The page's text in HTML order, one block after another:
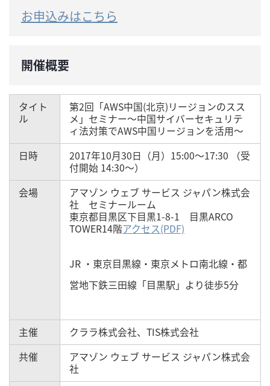
お申込みはこちら
開催概要
タイト
ル
第2回「AWS中国(北京)リージョンのスス
メ」セミナー～中国サイバーセキュリテ
ィ法対策でAWS中国リージョンを活用～
日時
2017年10月30日（月）15:00～17:30 （受
付開始 14:30～）
会場
アマゾン ウェブ サービス ジャパン株式会
社 セミナールーム
東京都目黒区下目黒1-8-1 目黒ARCO
TOWER14階アクセス(PDF)
JR ・東京目黒線・東京メトロ南北線・都
営地下鉄三田線「目黒駅」より徒歩5分
主催
クララ株式会社、TIS株式会社
共催
アマゾン ウェブ サービス ジャパン株式会
社